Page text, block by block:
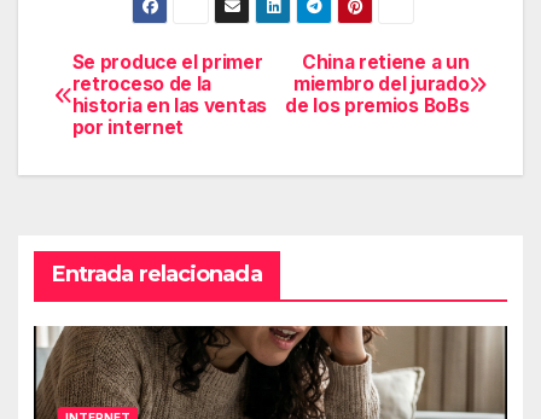
Navegación
de
entradas
China retiene a un
miembro del jurado
de los premios BoBs
Se produce el primer
retroceso de la
historia en las ventas
por internet
Entrada relacionada